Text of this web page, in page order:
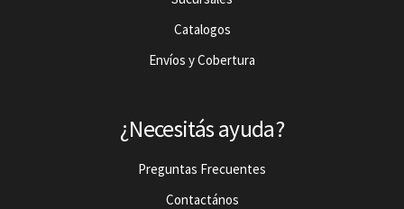
Catalogos
Envíos y Cobertura
¿Necesitás ayuda?
Preguntas Frecuentes
Contactános